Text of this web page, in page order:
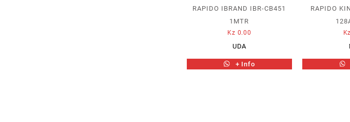
RAPIDO IBRAND IBR-CB451
1MTR
Kz 0.00
UDA
+ Info
RAPIDO
Kz